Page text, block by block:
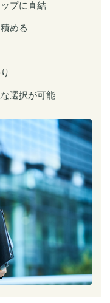
プに直結
める
選択が可能